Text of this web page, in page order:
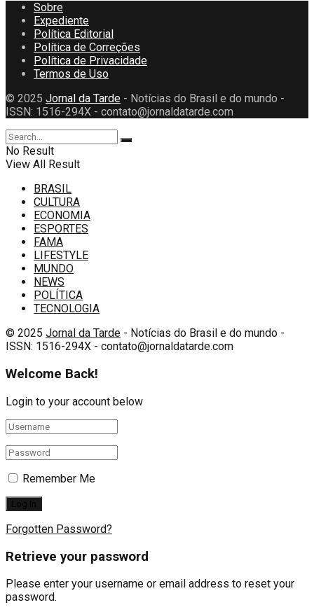
Sobre
Expediente
Política Editorial
Política de Correções
Política de Privacidade
Termos de Uso
© 2025 Jornal da Tarde - Notícias do Brasil e do mundo -
ISSN: 1516-294X - contato@jornaldatarde.com
No Result
View All Result
BRASIL
CULTURA
ECONOMIA
ESPORTES
FAMA
LIFESTYLE
MUNDO
NEWS
POLÍTICA
TECNOLOGIA
© 2025 Jornal da Tarde - Notícias do Brasil e do mundo -
ISSN: 1516-294X - contato@jornaldatarde.com
Welcome Back!
Login to your account below
Remember Me
Forgotten Password?
Retrieve your password
Please enter your username or email address to reset your
password.